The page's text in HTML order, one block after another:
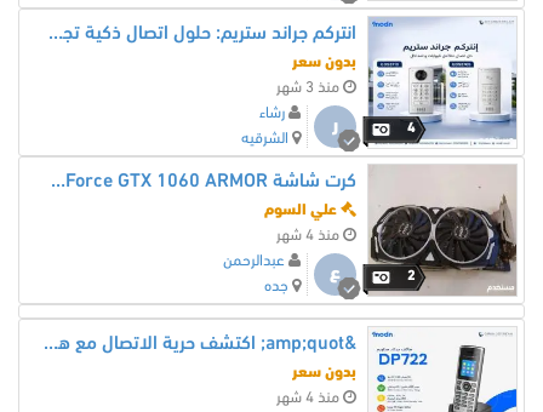
4
انتركم جراند ستريم: حلول اتصال ذكية تجمع بين الأمان والكفاءة
بدون سعر
منذ 3 شهر
ر
رشاء
الشرقيه
2
كرت شاشة MSI GeForce GTX 1060 ARMOR ورامات DDR3
علي السوم
منذ 4 شهر
ع
عبدالرحمن
جده
&amp;quot; اكتشف حرية الاتصال مع هاتف جراند ستريم DP722 اللاسلكي
بدون سعر
منذ 4 شهر